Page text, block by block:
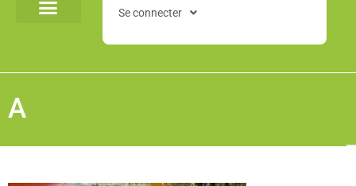
Se connecter
A